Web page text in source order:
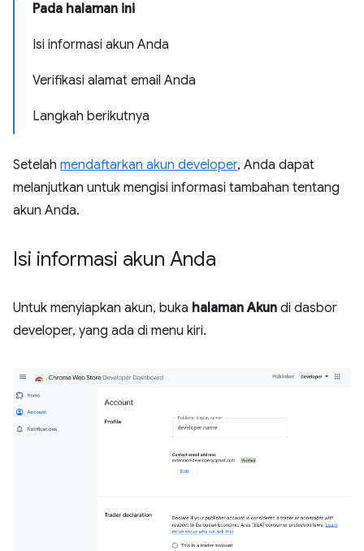
Pada halaman ini
Isi informasi akun Anda
Verifikasi alamat email Anda
Langkah berikutnya
Setelah mendaftarkan akun developer, Anda dapat
melanjutkan untuk mengisi informasi tambahan tentang
akun Anda.
Isi informasi akun Anda
Untuk menyiapkan akun, buka halaman Akun di dasbor
developer, yang ada di menu kiri.